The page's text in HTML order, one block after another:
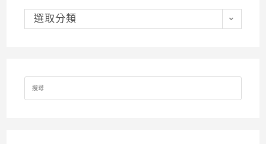
分
類選取分類
Search
for: